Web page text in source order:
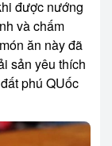
được nướng
và chấm
ăn này đã
sản yêu thích
phú QUốc